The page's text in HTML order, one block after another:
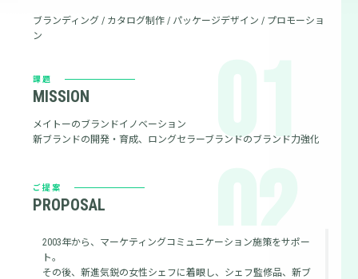
ブランディング / カタログ制作 / パッケージデザイン / プロモーショ
ン
課題
MISSION 01
メイトーのブランドイノベーション
新ブランドの開発・育成、ロングセラーブランドのブランド力強化
ご提案
PROPOSAL 02
2003年から、マーケティングコミュニケーション施策をサポー
ト。
その後、新進気鋭の女性シェフに着眼し、シェフ監修品、新ブ